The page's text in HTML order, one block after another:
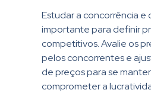
Estudar a concorrência e
importante para definir
competitivos. Avalie os
pelos concorrentes e
de preços para se
comprometer a